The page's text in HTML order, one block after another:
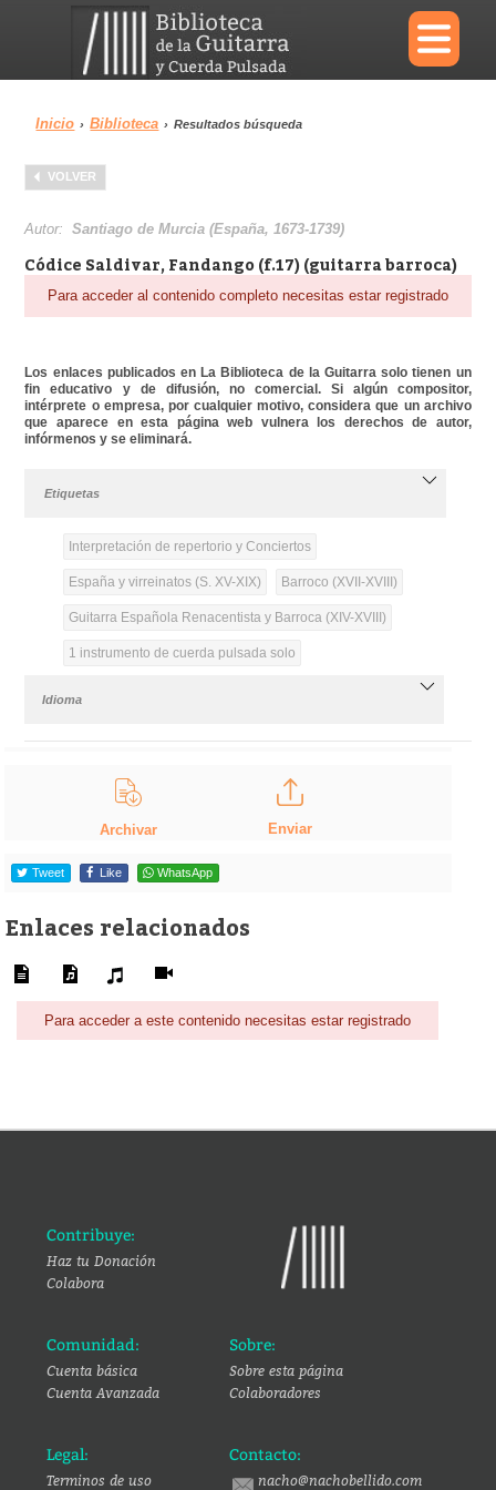
×
Menu
Biblioteca Diccionario
Inicio › Biblioteca › Resultados búsqueda
VOLVER
Autor:Santiago de Murcia (España, 1673-1739)
Códice Saldivar, Fandango (f.17) (guitarra barroca)
Para acceder al contenido completo necesitas estar registrado
Los enlaces publicados en La Biblioteca de la Guitarra solo tienen un
fin educativo y de difusión, no comercial. Si algún compositor,
intérprete o empresa, por cualquier motivo, considera que un archivo
que aparece en esta página web vulnera los derechos de autor,
infórmenos y se eliminará.
Etiquetas
Interpretación de repertorio y Conciertos
España y virreinatos (S. XV-XIX) Barroco (XVII-XVIII)
Guitarra Española Renacentista y Barroca (XIV-XVIII)
1 instrumento de cuerda pulsada solo
Idioma
Archivar Enviar
Tweet Like WhatsApp
Enlaces relacionados
Para acceder a este contenido necesitas estar registrado
Contribuye:
Haz tu Donación
Colabora
Comunidad:
Cuenta básica
Cuenta Avanzada
Sobre:
Sobre esta página
Colaboradores
Legal:
Terminos de uso
Contacto:
nacho@nachobellido.com